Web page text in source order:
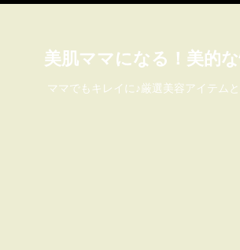
美肌ママになる！美的
ママでもキレイに♪厳選美容アイテム